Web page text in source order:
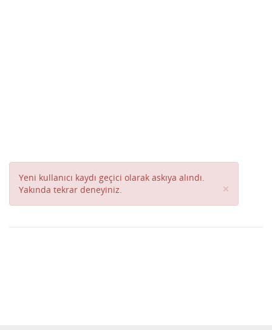
Yeni kullanıcı kaydı geçici olarak askıya alındı.
Yakında tekrar deneyiniz.
×